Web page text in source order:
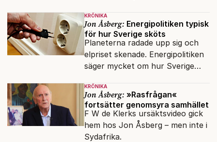
för många av dagens nya
svenskar.
KRÖNIKA
Jon Åsberg: Energipolitiken typisk
för hur Sverige sköts
Planeterna radade upp sig och
elpriset skenade. Energipolitiken
säger mycket om hur Sverige
KRÖNIKA
Jon Åsberg: »Rasfrågan«
fortsätter genomsyra samhället
F W de Klerks ursäktsvideo gick
hem hos Jon Åsberg – men inte i
Sydafrika.